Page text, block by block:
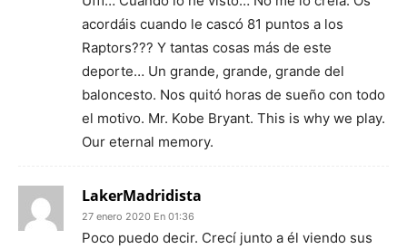
acordáis cuando le cascó 81 puntos a los
Raptors??? Y tantas cosas más de este
deporte… Un grande, grande, grande del
baloncesto. Nos quitó horas de sueño con todo
el motivo. Mr. Kobe Bryant. This is why we play.
Our eternal memory.
LakerMadridista
27 enero 2020 En 01:36
Poco puedo decir. Crecí junto a él viendo sus